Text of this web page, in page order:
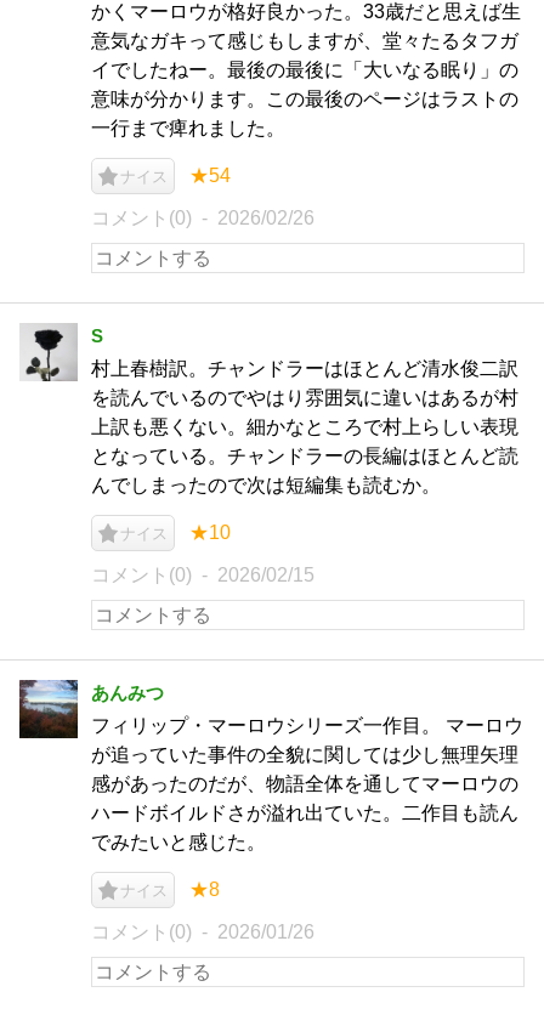
かくマーロウが格好良かった。33歳だと思えば生
意気なガキって感じもしますが、堂々たるタフガ
イでしたねー。最後の最後に「大いなる眠り」の
意味が分かります。この最後のページはラストの
一行まで痺れました。
ナイス ★54
コメント(0) 2026/02/26
S
村上春樹訳。チャンドラーはほとんど清水俊二訳
を読んでいるのでやはり雰囲気に違いはあるが村
上訳も悪くない。細かなところで村上らしい表現
となっている。チャンドラーの長編はほとんど読
んでしまったので次は短編集も読むか。
ナイス ★10
コメント(0) 2026/02/15
あんみつ
フィリップ・マーロウシリーズ一作目。 マーロウ
が追っていた事件の全貌に関しては少し無理矢理
感があったのだが、物語全体を通してマーロウの
ハードボイルドさが溢れ出ていた。二作目も読ん
でみたいと感じた。
ナイス ★8
コメント(0) 2026/01/26